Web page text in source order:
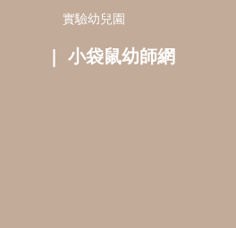
實驗幼兒園
小袋鼠幼師網